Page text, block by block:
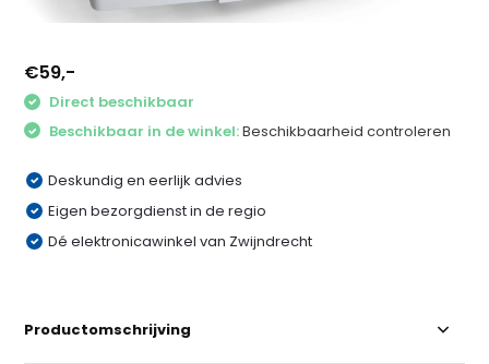
€59,-
Direct beschikbaar
Beschikbaar in de winkel:Beschikbaarheid controleren
Deskundig en eerlijk advies
Eigen bezorgdienst in de regio
Dé elektronicawinkel van Zwijndrecht
Productomschrijving